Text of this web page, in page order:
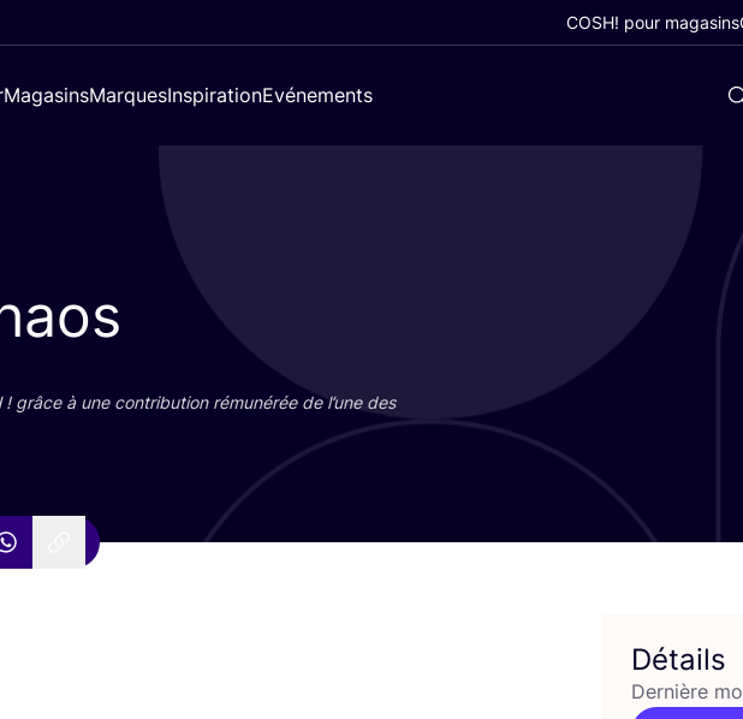
COSH! pour magasins
MagasinsMarquesInspirationEvénements
! grâce à une contri­bu­tion rému­né­rée de l’une des
Détails
Dernière